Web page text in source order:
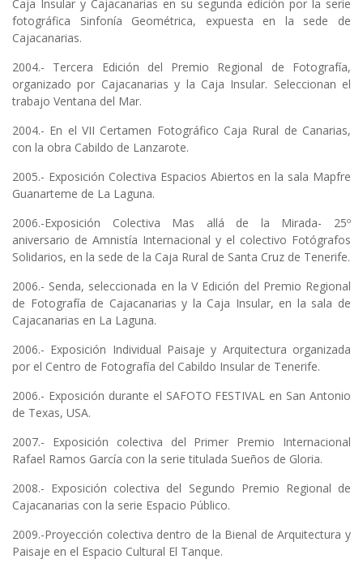
Caja Insular y Cajacanarias en su segunda edición por la serie
fotográfica Sinfonía Geométrica, expuesta en la sede de
Cajacanarias.
2004.- Tercera Edición del Premio Regional de Fotografía,
organizado por Cajacanarias y la Caja Insular. Seleccionan el
trabajo Ventana del Mar.
2004.- En el VII Certamen Fotográfico Caja Rural de Canarias,
con la obra Cabildo de Lanzarote.
2005.- Exposición Colectiva Espacios Abiertos en la sala Mapfre
Guanarteme de La Laguna.
2006.-Exposición Colectiva Mas allá de la Mirada- 25º
aniversario de Amnistía Internacional y el colectivo Fotógrafos
Solidarios, en la sede de la Caja Rural de Santa Cruz de Tenerife.
2006.- Senda, seleccionada en la V Edición del Premio Regional
de Fotografía de Cajacanarias y la Caja Insular, en la sala de
Cajacanarias en La Laguna.
2006.- Exposición Individual Paisaje y Arquitectura organizada
por el Centro de Fotografía del Cabildo Insular de Tenerife.
2006.- Exposición durante el SAFOTO FESTIVAL en San Antonio
de Texas, USA.
2007.- Exposición colectiva del Primer Premio Internacional
Rafael Ramos García con la serie titulada Sueños de Gloria.
2008.- Exposición colectiva del Segundo Premio Regional de
Cajacanarias con la serie Espacio Público.
2009.-Proyección colectiva dentro de la Bienal de Arquitectura y
Paisaje en el Espacio Cultural El Tanque.